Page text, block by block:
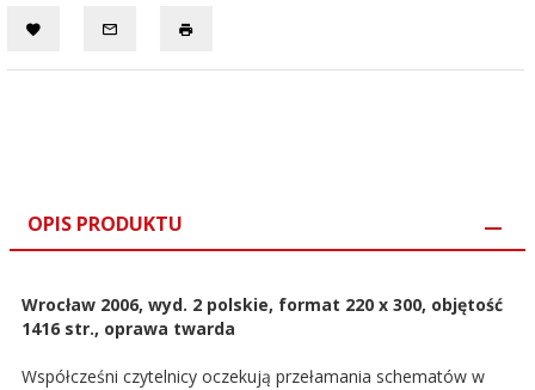
OPIS PRODUKTU
Wrocław 2006, wyd. 2 polskie, format 220 x 300, objętość
1416 str., oprawa twarda
Współcześni czytelnicy oczekują przełamania schematów w